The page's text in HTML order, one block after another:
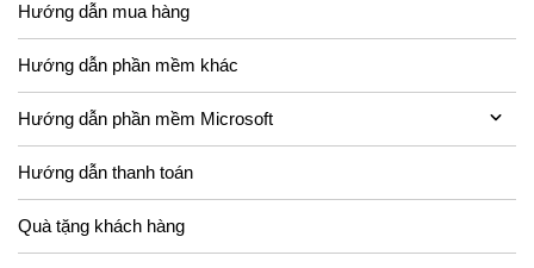
Hướng dẫn mua hàng
Hướng dẫn phần mềm khác
Hướng dẫn phần mềm Microsoft
Hướng dẫn thanh toán
Quà tặng khách hàng